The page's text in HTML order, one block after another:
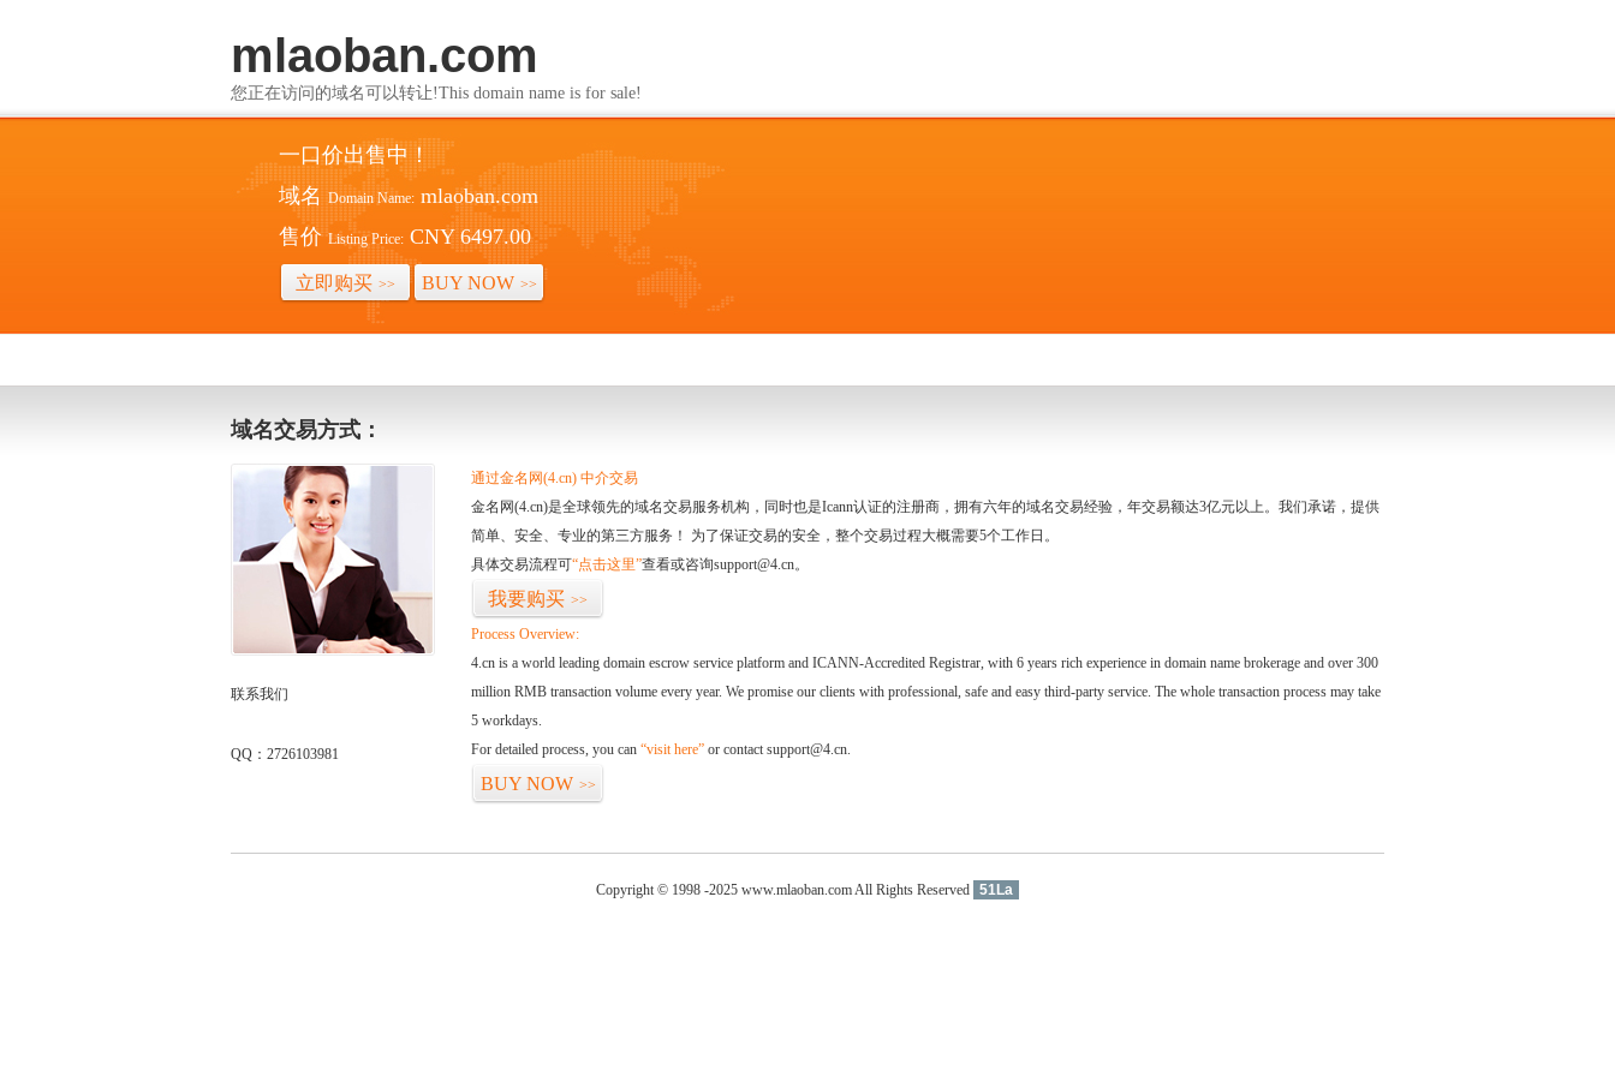
mlaoban.com
您正在访问的域名可以转让!This domain name is for sale!
一口价出售中！
域名 Domain Name: mlaoban.com
售价 Listing Price: CNY 6497.00
立即购买 >> BUY NOW >>
域名交易方式：
联系我们
QQ：2726103981
通过金名网(4.cn) 中介交易
金名网(4.cn)是全球领先的域名交易服务机构，同时也是Icann认证的注册商，拥有六年的域名交易经验，年交易额达3亿元以上。我们承诺，提供
简单、安全、专业的第三方服务！ 为了保证交易的安全，整个交易过程大概需要5个工作日。
具体交易流程可“点击这里”查看或咨询support@4.cn。
我要购买 >>
Process Overview:
4.cn is a world leading domain escrow service platform and ICANN-Accredited Registrar, with 6 years rich experience in domain name brokerage and over 300
million RMB transaction volume every year. We promise our clients with professional, safe and easy third-party service. The whole transaction process may take
5 workdays.
For detailed process, you can “visit here” or contact support@4.cn.
BUY NOW >>
Copyright © 1998 -2025 www.mlaoban.com All Rights Reserved 51La